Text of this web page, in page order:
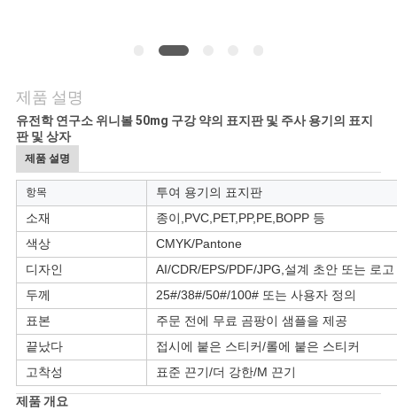
뉴
스
경
사
이
트
맵
제품 설명
유전학 연구소 위니볼 50mg 구강 약의 표지판 및 주사 용기의 표지
판 및 상자
제품 설명
항목
투여 용기의 표지판
소재
종이,PVC,PET,PP,PE,BOPP 등
색상
CMYK/Pantone
디자인
AI/CDR/EPS/PDF/JPG,설계 초안 또는 로
두께
25#/38#/50#/100# 또는 사용자 정의
표본
주문 전에 무료 곰팡이 샘플을 제공
끝났다
접시에 붙은 스티커/롤에 붙은 스티커
고착성
표준 끈기/더 강한/M 끈기
제품 개요